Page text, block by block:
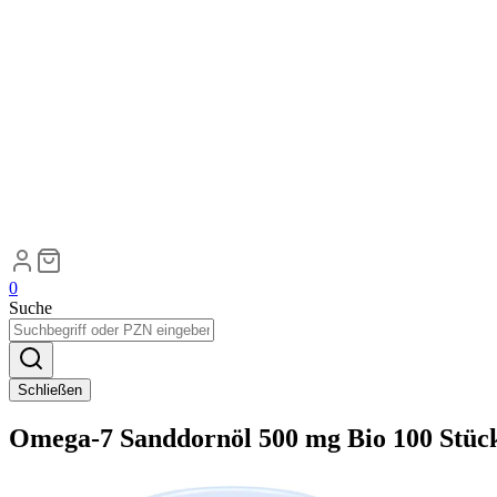
0
Suche
Schließen
Omega-7 Sanddornöl 500 mg Bio 100